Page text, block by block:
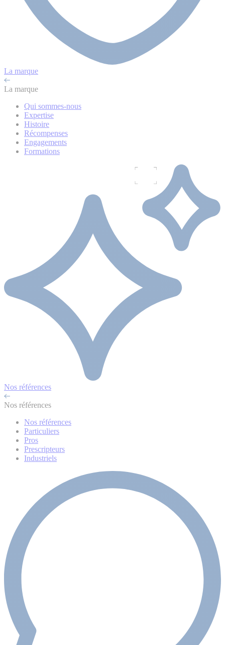
La marque
La marque
Qui sommes-nous
Expertise
Histoire
Récompenses
Engagements
Formations
Nos références
Nos références
Nos références
Particuliers
Pros
Prescripteurs
Industriels